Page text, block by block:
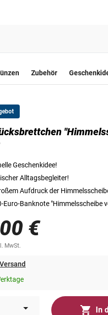
Zubehör
Geschenkidee!
Alltagsbegleiter!
Aufdruck der
Euro-Banknote "Himmelsscheibe
€
MwSt.
In